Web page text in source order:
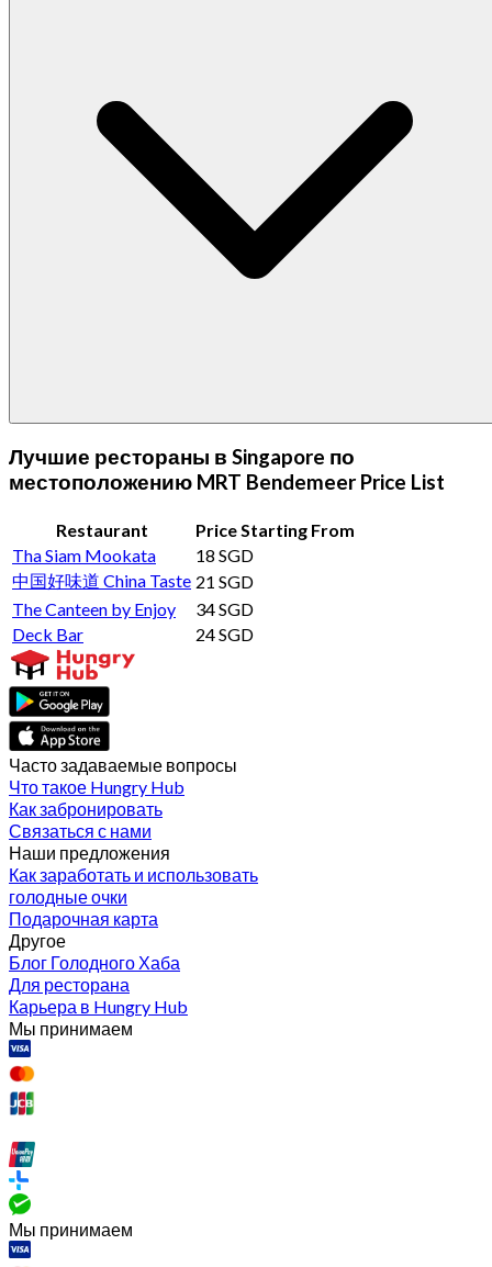
Лучшие рестораны в Singapore по
местоположению MRT Bendemeer Price List
Restaurant
Price Starting From
Tha Siam Mookata
18 SGD
中国好味道 China Taste 21 SGD
The Canteen by Enjoy
34 SGD
Deck Bar
24 SGD
Часто задаваемые вопросы
Что такое Hungry Hub
Как забронировать
Связаться с нами
Наши предложения
Как заработать и использовать
голодные очки
Подарочная карта
Другое
Блог Голодного Хаба
Для ресторана
Карьера в Hungry Hub
Мы принимаем
Мы принимаем